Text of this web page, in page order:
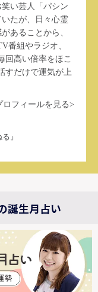
い芸人「パシン
たが、日々心霊
あることから、
番組やラジオ、
回高い倍率をほこ
すだけで運気が上
ロフィールを見る>
』
誕生月占い